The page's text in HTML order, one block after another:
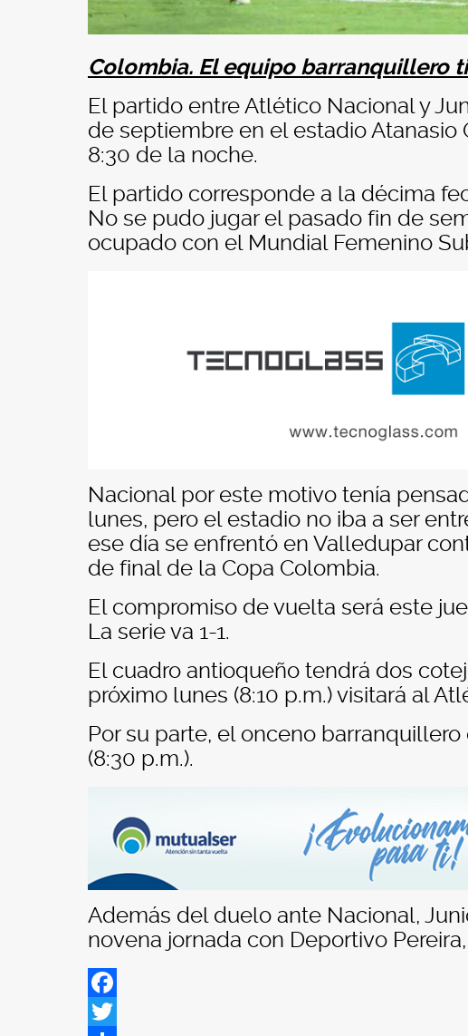
Colombia. El equipo barranquillero
El partido entre Atlético Nacional y
de septiembre en el estadio Atanasio
8:30 de la noche.
El partido corresponde a la décima
No se pudo jugar el pasado fin de
ocupado con el Mundial Femenino
Nacional por este motivo tenía
lunes, pero el estadio no iba a ser
ese día se enfrentó en Valledupar
de final de la Copa Colombia.
El compromiso de vuelta será este
La serie va 1-1.
El cuadro antioqueño tendrá dos
próximo lunes (8:10 p.m.) visitará al
Por su parte, el onceno
(8:30 p.m.).
Además del duelo ante Nacional,
novena jornada con Deportivo
Facebook